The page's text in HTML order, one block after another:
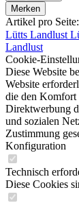
Merken
Artikel pro Seite:
Lütts Landlust
Landlust
Cookie-
Diese Website
Website
die den Komfort
Direktwerbung
und sozialen
Zustimmung
Konfiguration
Technisch
Diese Cookies